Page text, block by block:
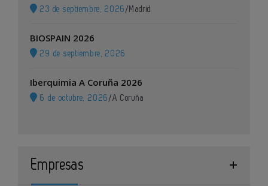
23 de septiembre, 2026 / Madrid
BIOSPAIN 2026
29 de septiembre, 2026
Iberquimia A Coruña 2026
6 de octubre, 2026 /A Coruña
Empresas